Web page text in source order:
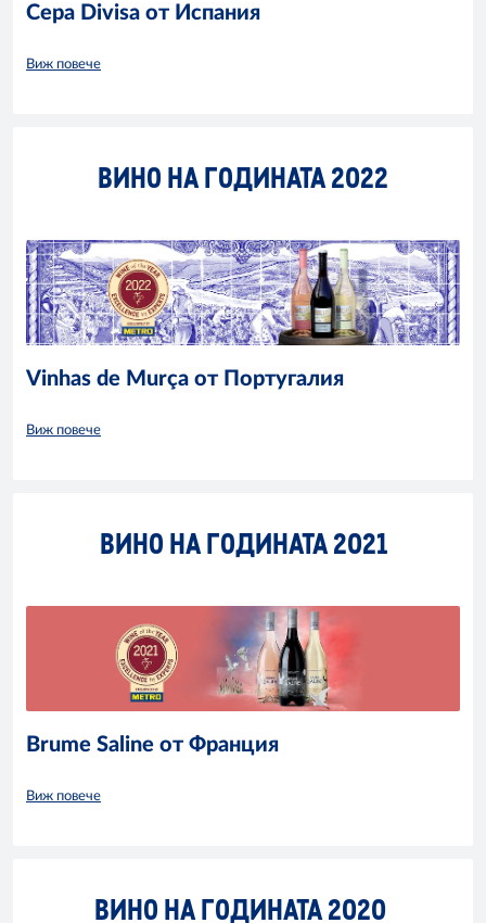
Cepa Divisa от Испания
Виж повече
ВИНО НА ГОДИНАТА 2022
Vinhas de Murça от Португалия
Виж повече
ВИНО НА ГОДИНАТА 2021
Brume Saline от Франция
Виж повече
ВИНО НА ГОДИНАТА 2020